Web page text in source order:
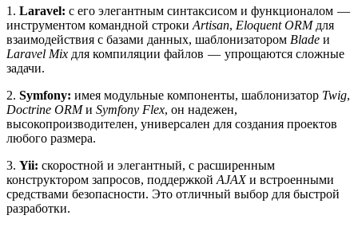
1. Laravel: с его элегантным синтаксисом и функционалом —
инструментом командной строки Artisan, Eloquent ORMдля
взаимодействия с базами данных, шаблонизатором Blade и
Laravel Mix для компиляции файлов — упрощаются сложные
задачи.
2. Symfony: имея модульные компоненты, шаблонизатор Twig,
Doctrine ORMи Symfony Flex, он надежен,
высокопроизводителен, универсален для создания проектов
любого размера.
3. Yii: скоростной и элегантный, с расширенным
конструктором запросов, поддержкой AJAXи встроенными
средствами безопасности. Это отличный выбор для быстрой
разработки.